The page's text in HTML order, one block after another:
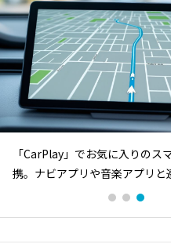
「ドライブレコーダー」は事
ど、万が一の時に目撃者となっ